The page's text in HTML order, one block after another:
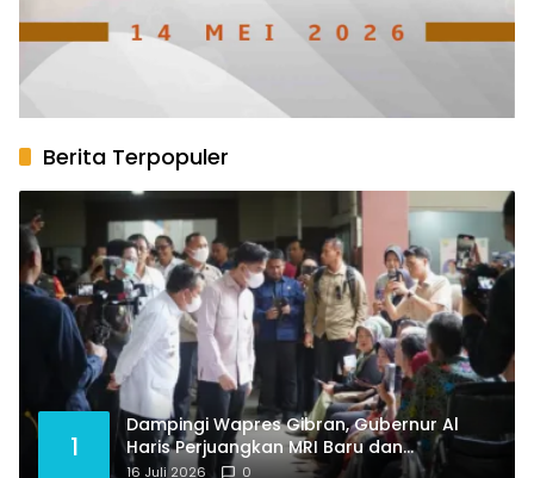
Berita Terpopuler
1
Dampingi Wapres Gibran, Gubernur Al
Haris Perjuangkan MRI Baru dan
Tambahan Dokter Spesialis untuk RSUD
16 Juli 2026 0